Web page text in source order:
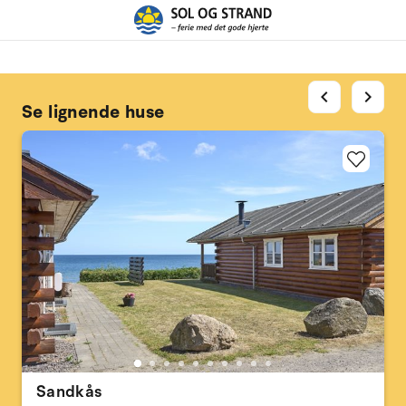
Se lignende huse
Sandkås
chevron_left chevron_right